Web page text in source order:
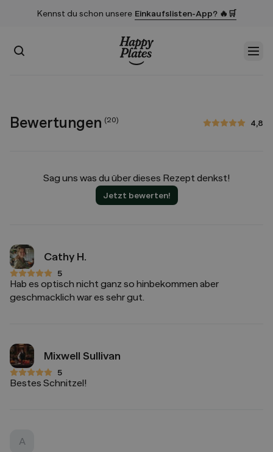
Kennst du schon unsere Einkaufslisten-App? 🔥🛒
Suchen
Bewertungen (20) 4,8
4,8 von 5 Sternen
Sag uns was du über dieses Rezept denkst!
Jetzt bewerten!
Cathy H.
5
5 von 5 Sternen
Hab es optisch nicht ganz so hinbekommen aber
geschmacklich war es sehr gut.
Mixwell Sullivan
5
5 von 5 Sternen
Bestes Schnitzel!
A